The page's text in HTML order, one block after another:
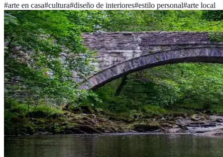
#arte en casa#cultura#diseño de interiores#estilo personal#arte local